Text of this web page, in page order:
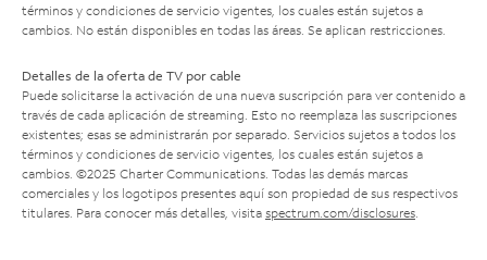
términos y condiciones de servicio vigentes, los cuales están sujetos a
cambios. No están disponibles en todas las áreas. Se aplican restricciones.
Detalles de la oferta de TV por cable
Puede solicitarse la activación de una nueva suscripción para ver contenido a
través de cada aplicación de streaming. Esto no reemplaza las suscripciones
existentes; esas se administrarán por separado. Servicios sujetos a todos los
términos y condiciones de servicio vigentes, los cuales están sujetos a
cambios. ©2025 Charter Communications. Todas las demás marcas
comerciales y los logotipos presentes aquí son propiedad de sus respectivos
titulares. Para conocer más detalles, visita spectrum.com/disclosures